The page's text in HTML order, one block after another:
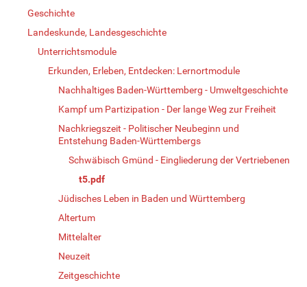
Geschichte
Landeskunde, Landesgeschichte
Unterrichtsmodule
Erkunden, Erleben, Entdecken: Lernortmodule
Nachhaltiges Baden-Württemberg - Umweltgeschichte
Kampf um Partizipation - Der lange Weg zur Freiheit
Nachkriegszeit - Politischer Neubeginn und
Entstehung Baden-Württembergs
Schwäbisch Gmünd - Eingliederung der Vertriebenen
t5.pdf
Jüdisches Leben in Baden und Württemberg
Altertum
Mittelalter
Neuzeit
Zeitgeschichte